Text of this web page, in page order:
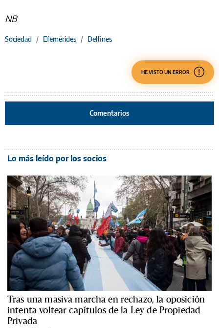
NB
Sociedad / Efemérides / Delfines
HE VISTO UN ERROR
Comentarios
Lo más leído por los socios
Tras una masiva marcha en rechazo, la oposición
intenta voltear capítulos de la Ley de Propiedad
Privada